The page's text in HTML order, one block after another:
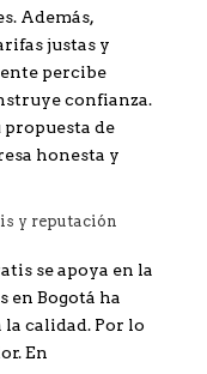
Además,
justas y
percibe
confianza.
de
honesta y
y reputación
se apoya en la
en Bogotá ha
calidad. Por lo
En